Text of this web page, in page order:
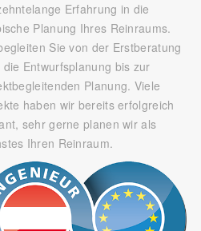
Erfahrung in die
Planung Ihres Reinraums.
Sie von der Erstberatung
die Entwurfsplanung bis zur
Planung. Viele
haben wir bereits erfolgreich
sehr gerne planen wir als
Ihren Reinraum.